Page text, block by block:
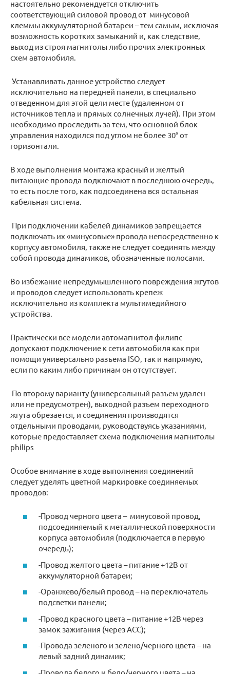
настоятельно рекомендуется отключить
соответствующий силовой провод от минусовой
клеммы аккумуляторной батареи – тем самым, исключая
возможность коротких замыканий и, как следствие,
выход из строя магнитолы либо прочих электронных
схем автомобиля.
Устанавливать данное устройство следует
исключительно на передней панели, в специально
отведенном для этой цели месте (удаленном от
источников тепла и прямых солнечных лучей). При этом
необходимо проследить за тем, что основной блок
управления находился под углом не более 30° от
горизонтали.
В ходе выполнения монтажа красный и желтый
питающие провода подключают в последнюю очередь,
то есть после того, как подсоединена вся остальная
кабельная система.
При подключении кабелей динамиков запрещается
подключать их «минусовые» провода непосредственно к
корпусу автомобиля, также не следует соединять между
собой провода динамиков, обозначенные полосами.
Во избежание непредумышленного повреждения жгутов
и проводов следует использовать крепеж
исключительно из комплекта мультимедийного
устройства.
Практически все модели автомагнитол филипс
допускают подключение к сети автомобиля как при
помощи универсально разъема ISO, так и напрямую,
если по каким либо причинам он отсутствует.
По второму варианту (универсальный разъем удален
или не предусмотрен), выходной разъем переходного
жгута обрезается, и соединения производятся
отдельными проводами, руководствуясь указаниями,
которые предоставляет схема подключения магнитолы
philips
Особое внимание в ходе выполнения соединений
следует уделять цветной маркировке соединяемых
проводов:
-Провод черного цвета – минусовой провод,
подсоединяемый к металлической поверхности
корпуса автомобиля (подключается в первую
очередь);
-Провод желтого цвета – питание +12В от
аккумуляторной батареи;
-Оранжево/белый провод – на переключатель
подсветки панели;
-Провод красного цвета – питание +12В через
замок зажигания (через АСС);
-Провода зеленого и зелено/черного цвета – на
левый задний динамик;